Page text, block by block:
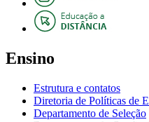
Ensino
Estrutura e contatos
Diretoria de Políticas de
Departamento de Seleção